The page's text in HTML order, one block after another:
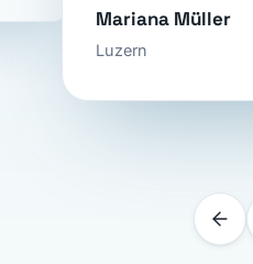
Mariana Müller
Luzern